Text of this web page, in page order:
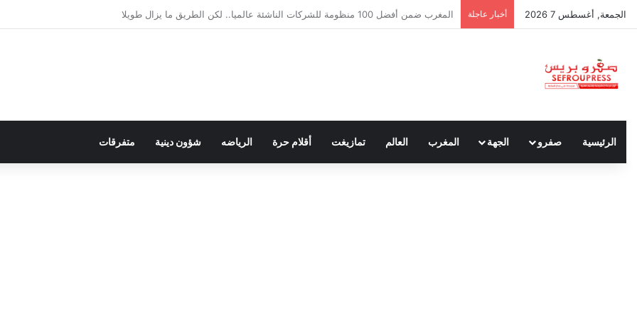
الجمعة, أغسطس 7 2026 أخبار عاجلة سبتة ومليلية… حين يتحدث أنصار الديمقراطية بلسان الاستعمار
الرئيسية صفرو الجهة المغرب العالم تمازيغت أقلام حرة الرياضه شؤون دينية متفرقات